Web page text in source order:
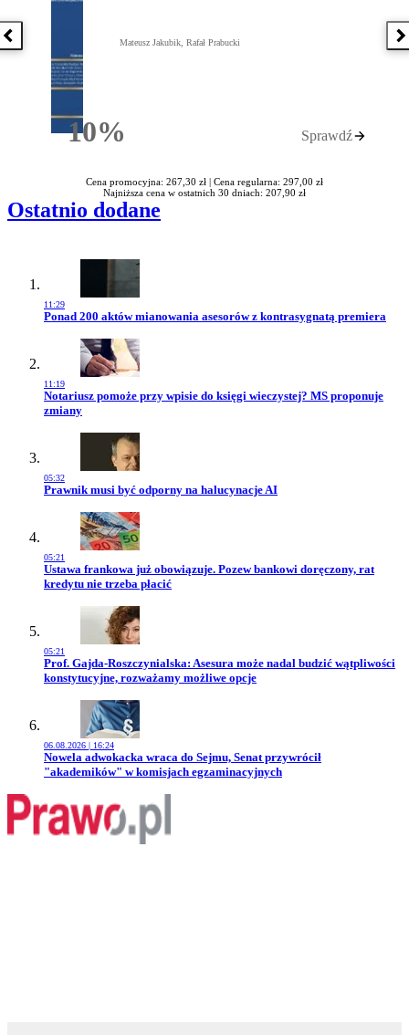
Poprzednia książka
10%Rabatu
Mateusz Jakubik, Rafał Prabucki
Sprawdź
Cena promocyjna: 267,30 zł | Cena regularna: 297,00 zł
Najniższa cena w ostatnich 30 dniach: 207,90 zł
Ostatnio dodane
11:29
Przejdź do artykułu:
Ponad 200 aktów mianowania asesorów z kontrasygnatą premiera
11:19
Przejdź do artykułu:
Notariusz pomoże przy wpisie do księgi wieczystej? MS proponuje
zmiany
05:32
Przejdź do artykułu:
Prawnik musi być odporny na halucynacje AI
05:21
Przejdź do artykułu:
Ustawa frankowa już obowiązuje. Pozew bankowi doręczony, rat
kredytu nie trzeba płacić
05:21
Przejdź do artykułu:
Prof. Gajda-Roszczynialska: Asesura może nadal budzić wątpliwości
konstytucyjne, rozważamy możliwe opcje
06.08.2026 | 16:24
Przejdź do artykułu:
Nowela adwokacka wraca do Sejmu, Senat przywrócił
"akademików" w komisjach egzaminacyjnych